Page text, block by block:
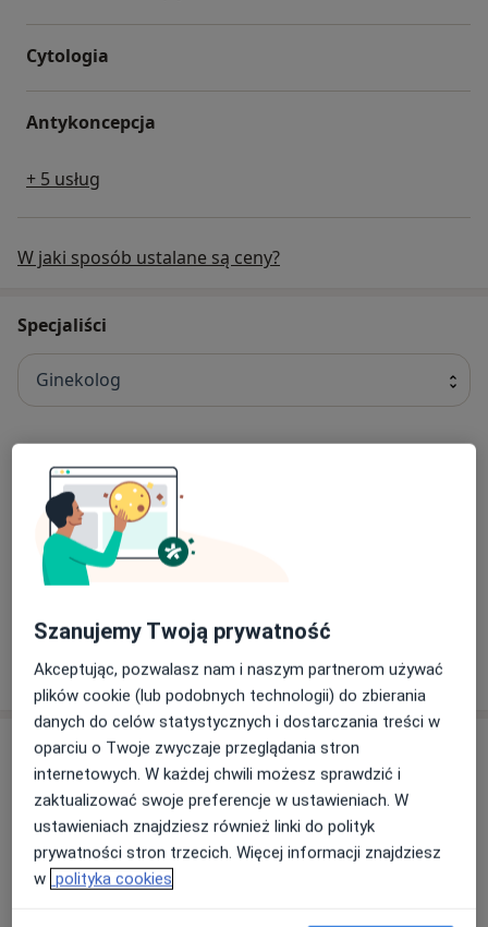
Cytologia
Antykoncepcja
+ 5 usług
W jaki sposób ustalane są ceny?
Specjaliści
Ginekolog
lek. Sławomir Laber
Ginekolog
99 opinii
Ginekolog
43 opinie
Adres
Powiększ mapę
Szanujemy Twoją prywatność
Akceptując, pozwalasz nam i naszym partnerom używać
plików cookie (lub podobnych technologii) do zbierania
danych do celów statystycznych i dostarczania treści w
oparciu o Twoje zwyczaje przeglądania stron
internetowych. W każdej chwili możesz sprawdzić i
zaktualizować swoje preferencje w ustawieniach. W
ustawieniach znajdziesz również linki do polityk
prywatności stron trzecich. Więcej informacji znajdziesz
w polityka cookies